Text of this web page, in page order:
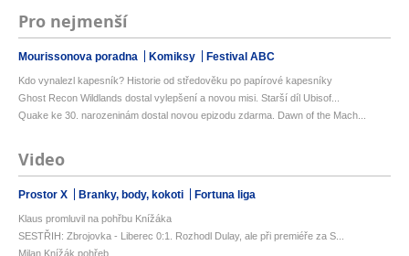
Pro nejmenší
Mourissonova poradna Komiksy Festival ABC
Kdo vynalezl kapesník? Historie od středověku po papírové kapesníky
Ghost Recon Wildlands dostal vylepšení a novou misi. Starší díl Ubisof...
Quake ke 30. narozeninám dostal novou epizodu zdarma. Dawn of the Mach...
Video
Prostor X Branky, body, kokoti Fortuna liga
Klaus promluvil na pohřbu Knížáka
SESTŘIH: Zbrojovka - Liberec 0:1. Rozhodl Dulay, ale při premiéře za S...
Milan Knížák pohřeb